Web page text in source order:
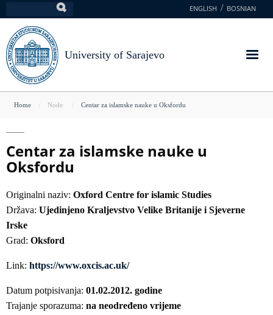
to
main
content
ENGLISH BOSNIAN
University of Sarajevo
You
here
Home Node Centar za islamske nauke u Oksfordu
Centar za islamske nauke u
Oksfordu
Originalni naziv: Oxford Centre for islamic Studies
Država: Ujedinjeno Kraljevstvo Velike Britanije i Sjeverne
Irske
Grad: Oksford
Link: https://www.oxcis.ac.uk/
Datum potpisivanja: 01.02.2012. godine
Trajanje sporazuma: na neodređeno vrijeme